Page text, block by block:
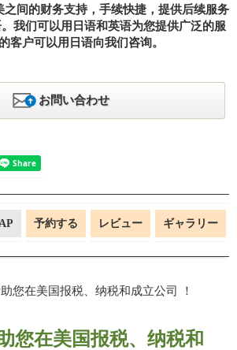
之间的财务支持，手续快捷，提供后续服务
我们可以用日语和英语为您提供广泛的服
客户可以用日语向我们咨询。
お問い合わせ
予約する レビュー ギャラリー
您在美国报税、纳税和